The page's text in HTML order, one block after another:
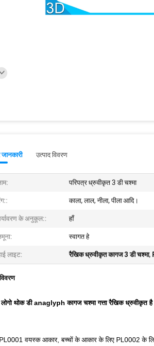
जानकारी उत्पाद विवरण
परिपत्र ध्रुवीकृत 3 डी चश्मा
काला, लाल, नीला, पीला आदि।
के अनुकूल:: हाँ
स्वागत हे
लाइट: रैखिक ध्रुवीकृत कागज 3 डी चश्मा,
थोक डी anaglyph कागज चश्मा गत्ता रैखिक ध्रुवीकृत है
वयस्क आकार, बच्चों के आकार के लिए PL0002 के